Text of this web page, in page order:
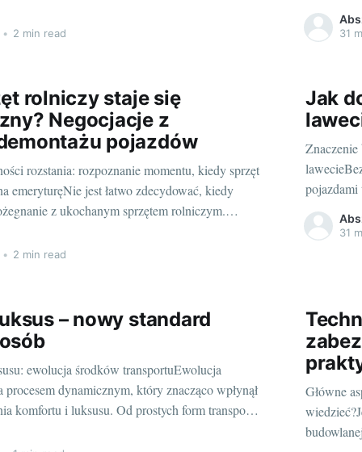
elementów wykorzystywanych w
• 2 min read 31
rolniczy staje się
Negocjacje z
pojazdów
rozstania: rozpoznanie momentu, kiedy sprzęt
emeryturęNie jest łatwo zdecydować, kiedy
z ukochanym sprzętem rolniczym.
już doskwierają nieustanne awarie, koszty
• 2 min read
Jak
Znaczenie
uniknąć31
– nowy standard
ewolucja środków transportuEwolucja
procesem dynamicznym, który znacząco wpłynął
komfortu i luksusu. Od prostych form transportu
Główne